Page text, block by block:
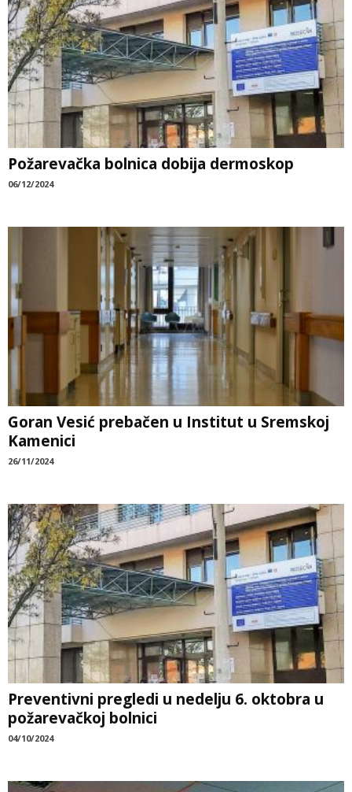
Požarevačka bolnica dobija dermoskop
06/12/2024
Goran Vesić prebačen u Institut u Sremskoj
Kamenici
26/11/2024
Preventivni pregledi u nedelju 6. oktobra u
požarevačkoj bolnici
04/10/2024